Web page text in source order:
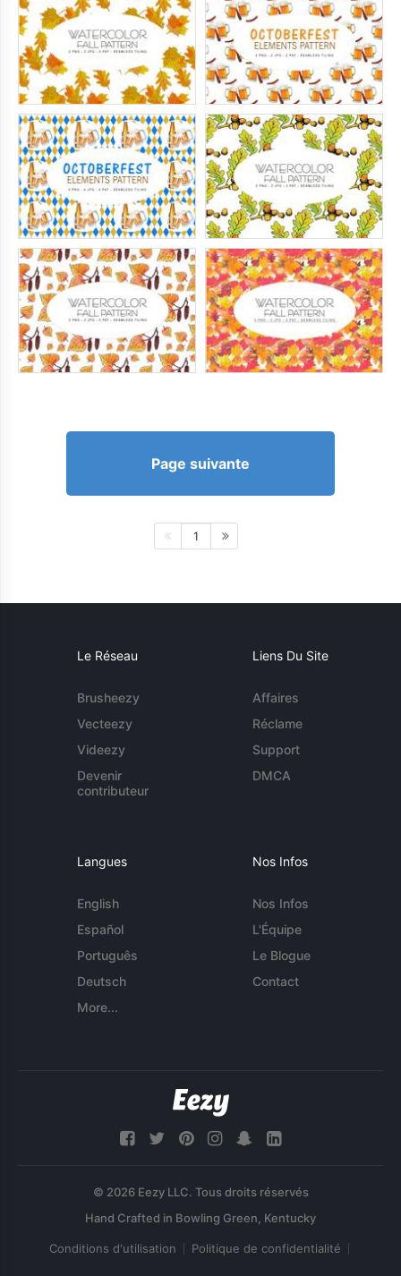
Page suivante
1
Le Réseau
Brusheezy
Vecteezy
Videezy
Devenir
contributeur
Liens Du Site
Affaires
Réclame
Support
DMCA
Langues
English
Español
Português
Deutsch
More...
Nos Infos
Nos Infos
L'Équipe
Le Blogue
Contact
© 2026 Eezy LLC. Tous droits réservés
Conditions d'utilisation Politique de confidentialité